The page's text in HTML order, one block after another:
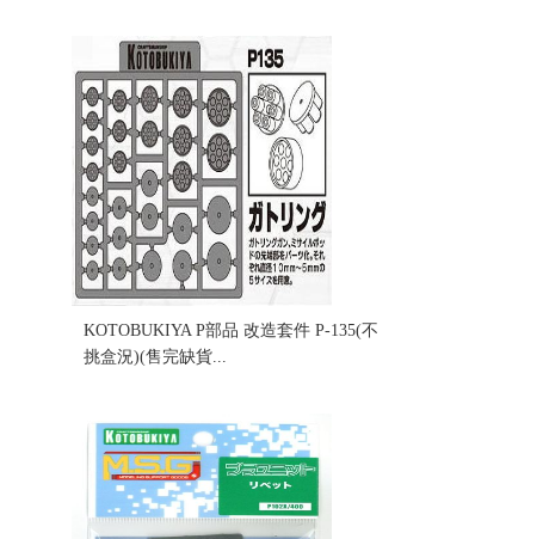
KOTOBUKIYA P部品 改造套件 P-135(不
挑盒況)(售完缺貨...